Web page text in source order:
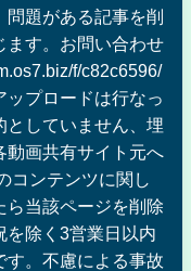
題がある記事を削
ます。お問い合わせ
f/c82c6596/
ップロードは行なっ
としていません、埋
動画共有サイト元へ
コンテンツに関し
ら当該ページを削除
を除く3営業日以内
す。不慮による事故